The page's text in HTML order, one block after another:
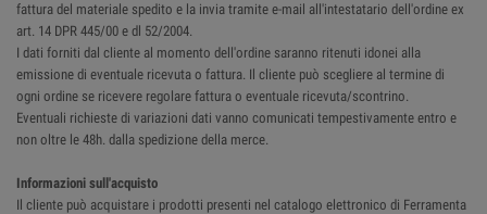
fattura del materiale spedito e la invia tramite e-mail all'intestatario dell'ordine ex
art. 14 DPR 445/00 e dl 52/2004.
I dati forniti dal cliente al momento dell'ordine saranno ritenuti idonei alla
emissione di eventuale ricevuta o fattura. Il cliente può scegliere al termine di
ogni ordine se ricevere regolare fattura o eventuale ricevuta/scontrino.
Eventuali richieste di variazioni dati vanno comunicati tempestivamente entro e
non oltre le 48h. dalla spedizione della merce.
Informazioni sull'acquisto
Il cliente può acquistare i prodotti presenti nel catalogo elettronico di Ferramenta